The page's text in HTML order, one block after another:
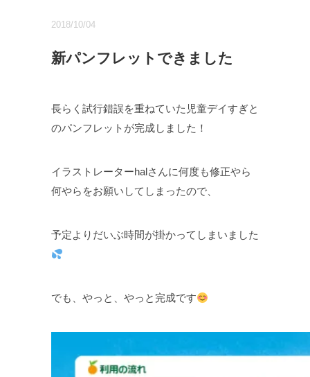
2018/10/04
新パンフレットできました
長らく試行錯誤を重ねていた児童デイすぎと
のパンフレットが完成しました！
イラストレーターhalさんに何度も修正やら
何やらをお願いしてしまったので、
予定よりだいぶ時間が掛かってしまいました
でも、やっと、やっと完成です